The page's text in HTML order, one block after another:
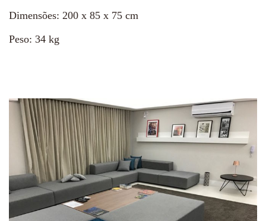
Dimensões: 200 x 85 x 75 cm
Peso: 34 kg